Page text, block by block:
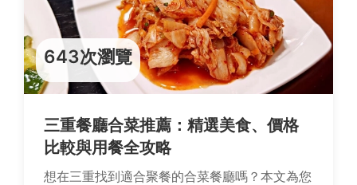
643次瀏覽
三重餐廳合菜推薦：精選美食、價格
比較與用餐全攻略
想在三重找到適合聚餐的合菜餐廳嗎？本文為您